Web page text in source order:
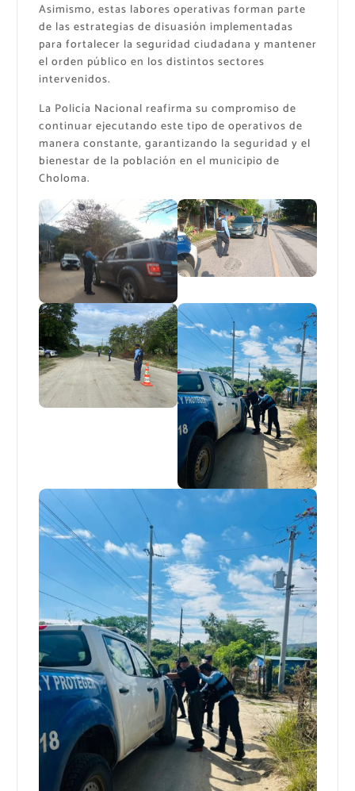
Asimismo, estas labores operativas forman parte
de las estrategias de disuasión implementadas
para fortalecer la seguridad ciudadana y mantener
el orden público en los distintos sectores
intervenidos.
La Policía Nacional reafirma su compromiso de
continuar ejecutando este tipo de operativos de
manera constante, garantizando la seguridad y el
bienestar de la población en el municipio de
Choloma.